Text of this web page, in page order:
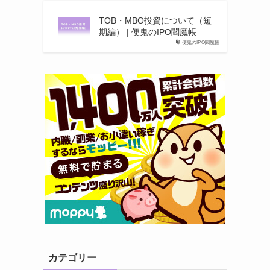
便鬼のIPO閻魔帳
TOB・MBO投資について（短
期編） | 便鬼のIPO閻魔帳
カテゴリー